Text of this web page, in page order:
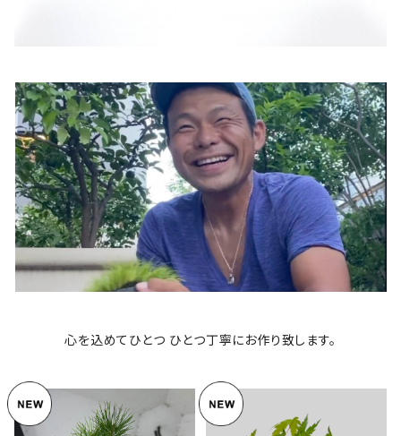
心を込めてひとつ ひとつ丁寧にお作り致します。